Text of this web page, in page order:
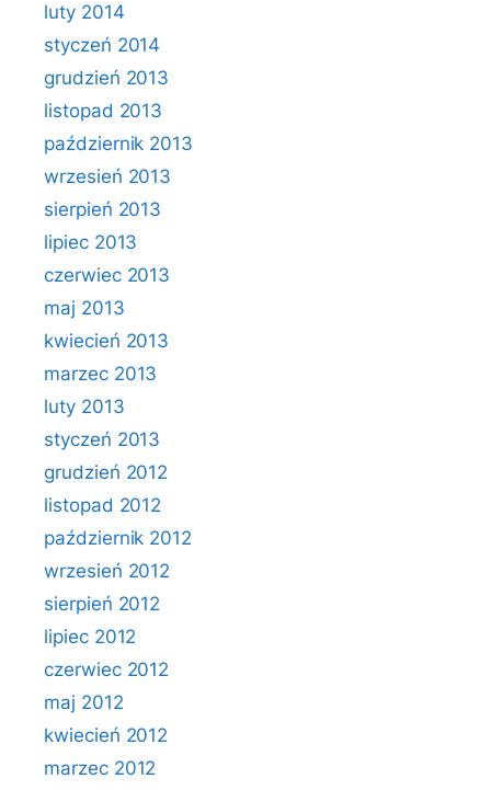
luty 2014
styczeń 2014
grudzień 2013
listopad 2013
październik 2013
wrzesień 2013
sierpień 2013
lipiec 2013
czerwiec 2013
maj 2013
kwiecień 2013
marzec 2013
luty 2013
styczeń 2013
grudzień 2012
listopad 2012
październik 2012
wrzesień 2012
sierpień 2012
lipiec 2012
czerwiec 2012
maj 2012
kwiecień 2012
marzec 2012